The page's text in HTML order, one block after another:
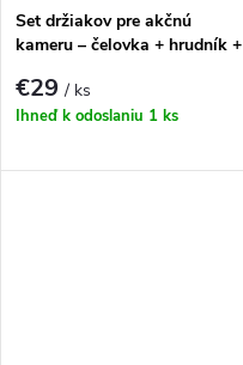
Set držiakov pre akčnú
kameru – čelovka + hrudník +
€29/ ks
Ihneď k odoslaniu 1 ks